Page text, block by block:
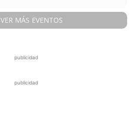
VER MÁS EVENTOS
publicidad
publicidad